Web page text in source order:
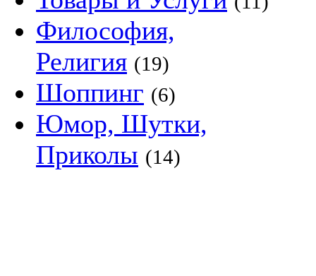
Философия,
Религия (19)
Шоппинг (6)
Юмор, Шутки,
Приколы (14)